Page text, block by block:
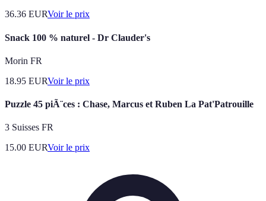
36.36 EURVoir le prix
Snack 100 % naturel - Dr Clauder's
Morin FR
18.95 EURVoir le prix
Puzzle 45 piÃ¨ces : Chase, Marcus et Ruben La Pat'Patrouille
3 Suisses FR
15.00 EURVoir le prix